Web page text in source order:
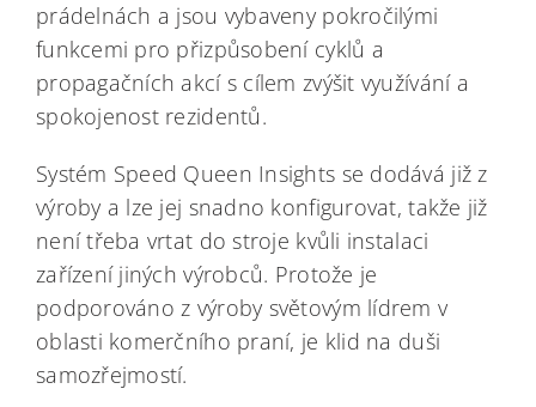
prádelnách a jsou vybaveny pokročilými
funkcemi pro přizpůsobení cyklů a
propagačních akcí s cílem zvýšit využívání a
spokojenost rezidentů.
Systém Speed Queen Insights se dodává již z
výroby a lze jej snadno konfigurovat, takže již
není třeba vrtat do stroje kvůli instalaci
zařízení jiných výrobců. Protože je
podporováno z výroby světovým lídrem v
oblasti komerčního praní, je klid na duši
samozřejmostí.